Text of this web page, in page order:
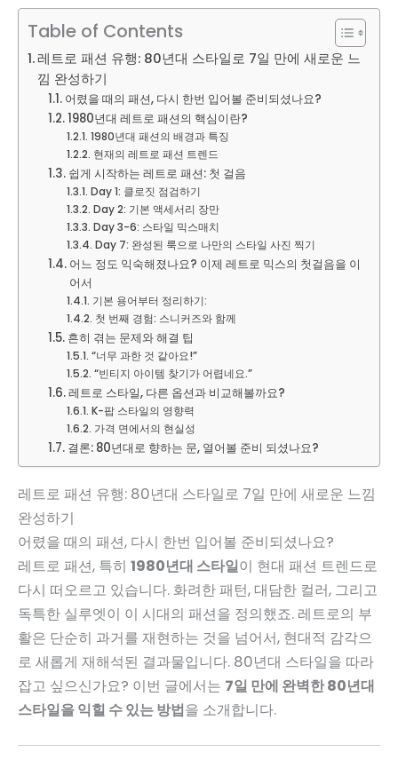
Table of Contents
레트로 패션 유행: 80년대 스타일로 7일 만에 새로운 느
낌 완성하기
어렸을 때의 패션, 다시 한번 입어볼 준비되셨나요?
1980년대 레트로 패션의 핵심이란?
1980년대 패션의 배경과 특징
현재의 레트로 패션 트렌드
쉽게 시작하는 레트로 패션: 첫 걸음
Day 1: 클로짓 점검하기
Day 2: 기본 액세서리 장만
Day 3-6: 스타일 믹스매치
Day 7: 완성된 룩으로 나만의 스타일 사진 찍기
어느 정도 익숙해졌나요? 이제 레트로 믹스의 첫걸음을 이
어서
기본 용어부터 정리하기:
첫 번째 경험: 스니커즈와 함께
흔히 겪는 문제와 해결 팁
“너무 과한 것 같아요!”
“빈티지 아이템 찾기가 어렵네요.”
레트로 스타일, 다른 옵션과 비교해볼까요?
K-팝 스타일의 영향력
가격 면에서의 현실성
결론: 80년대로 향하는 문, 열어볼 준비 되셨나요?
레트로 패션 유행: 80년대 스타일로 7일 만에 새로운 느낌
완성하기
어렸을 때의 패션, 다시 한번 입어볼 준비되셨나요?
레트로 패션, 특히 1980년대 스타일이 현대 패션 트렌드로
다시 떠오르고 있습니다. 화려한 패턴, 대담한 컬러, 그리고
독특한 실루엣이 이 시대의 패션을 정의했죠. 레트로의 부
활은 단순히 과거를 재현하는 것을 넘어서, 현대적 감각으
로 새롭게 재해석된 결과물입니다. 80년대 스타일을 따라
잡고 싶으신가요? 이번 글에서는 7일 만에 완벽한 80년대
스타일을 익힐 수 있는 방법을 소개합니다.